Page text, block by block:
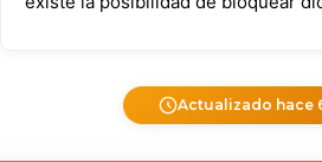
Actualizado hace